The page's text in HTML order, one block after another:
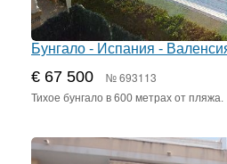
Бунгало - Испания -
€ 67 500 № 693113
Тихое бунгало в 600 метрах от пляжа.